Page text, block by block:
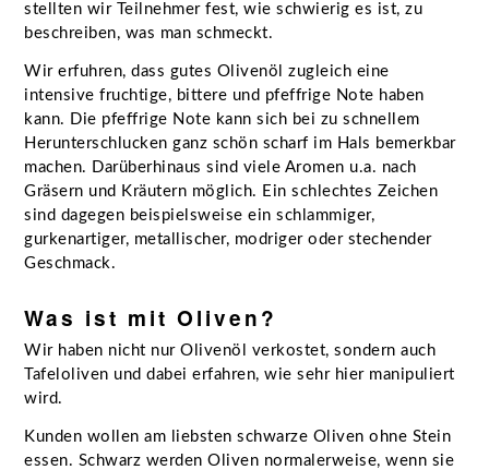
stellten wir Teilnehmer fest, wie schwierig es ist, zu
beschreiben, was man schmeckt.
Wir erfuhren, dass gutes Olivenöl zugleich eine
intensive fruchtige, bittere und pfeffrige Note haben
kann. Die pfeffrige Note kann sich bei zu schnellem
Herunterschlucken ganz schön scharf im Hals bemerkbar
machen. Darüberhinaus sind viele Aromen u.a. nach
Gräsern und Kräutern möglich. Ein schlechtes Zeichen
sind dagegen beispielsweise ein schlammiger,
gurkenartiger, metallischer, modriger oder stechender
Geschmack.
Was ist mit Oliven?
Wir haben nicht nur Olivenöl verkostet, sondern auch
Tafeloliven und dabei erfahren, wie sehr hier manipuliert
wird.
Kunden wollen am liebsten schwarze Oliven ohne Stein
essen. Schwarz werden Oliven normalerweise, wenn sie